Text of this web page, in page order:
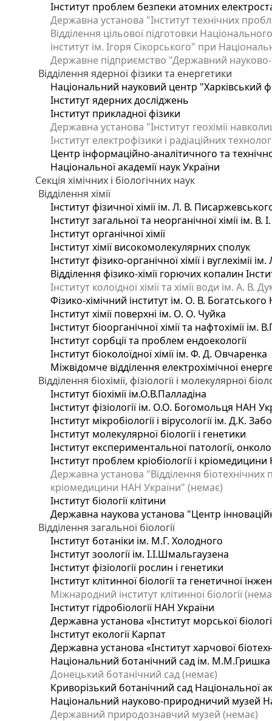
Інститут проблем безпеки атомних
Державна установа "Інститут технічних
Відділення цільової підготовки
інститут ім. Ігоря Сікорського" при
Державне підприємство "Державний науково-
Відділення ядерної фізики та енергетики
Національний науковий центр "Харківський
Інститут ядерних досліджень
Інститут прикладної фізики
Державна установа "Інститут геохімії
Інститут електрофізики і радіаційних
Центр інформаційно-аналітичного та
Національної академії наук України
Секція хімічних і біологічних наук
Відділення хімії
Інститут фізичної хімії ім. Л. В.
Інститут загальної та неорганічної хімії ім. В.
Інститут органічної хімії
Інститут хімії високомолекулярних сполук
Інститут фізико-органічної хімії і вуглехімії
Відділення фізико-хімії горючих копалин
Інститут колоїдної хімії та хімії води ім. А.
Фізико-хімічний інститут ім. О. В.
Інститут хімії поверхні ім. О. О. Чуйка
Інститут біоорганічної хімії та нафтохімії ім.
Інститут сорбції та проблем ендоекології
Інститут біоколоїдної хімії ім. Ф. Д. Овчаренка
Міжвідомче відділення електрохімічної
Відділення біохімії, фізіології і молекулярної
Інститут біохімії ім.О.В.Палладіна
Інститут фізіології ім. О.О. Богомольця НАН
Інститут мікробіології і вірусології ім. Д.К.
Інститут молекулярної біології і генетики
Інститут експериментальної патології,
Інститут проблем кріобіології і
Державна установа "Відділення біотехнічних
кріомедицини НАН України" (немає)
Інститут біології клітини
Державна наукова установа "Центр
Відділення загальної біології
Інститут ботаніки ім. М.Г. Холодного
Інститут зоології ім. І.І.Шмальгаузена
Інститут фізіології рослин і генетики
Інститут клітинної біології та генетичної
Міжнародний інститут клітинної біології
Інститут гідробіології НАН України
Державна установа «Інститут морської
Інститут екології Карпат
Державна установа «Інститут харчової
Національний ботанічний сад ім. М.М.Гришка
Донецький ботанічний сад (немає)
Криворізький ботанічний сад Національної
Національний науково-природничий музей
Державний природознавчий музей (немає)